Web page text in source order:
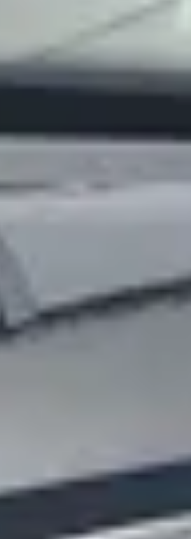
verwachten dat een trouwe klant serieus
een gerechtvaardigde klacht wordt
niet op zichzelf. Ook met de vestiging in
verleden zeer slechte ervaringen
bij ons het beeld dat dit geen incident
in de manier waarop klanten na de
ontstaat, lijkt klanttevredenheid een
onbegrijpelijker maakt, is dat wij juist van
jaren volledig elektrisch te gaan rijden.
aanzienlijke omzet vertegenwoordigen.
van een relatief eenvoudige
dan het behouden van een terugkerende
meer kopen bij deze organisatie, ongeacht
het wel om fabrieksgarantie te gaan, wat mij
oktober was het onderdeel geleverd en
worden, wat een dag zou duren. Aan
ik ze gebeld en kreeg ik te horen dat de
dat het verkeerde onderdeel is geleverd. De